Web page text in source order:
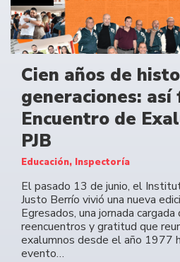
Cien años de
generaciones: así
Encuentro de
PJB
Educación, Inspectoría
El pasado 13 de junio, el
Justo Berrío vivió una nueva
Egresados, una jornada
reencuentros y gratitud que
exalumnos desde el año 1977
evento…